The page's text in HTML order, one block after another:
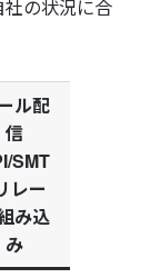
社の状況に合
ル配
信
SMT
レー
み込
み